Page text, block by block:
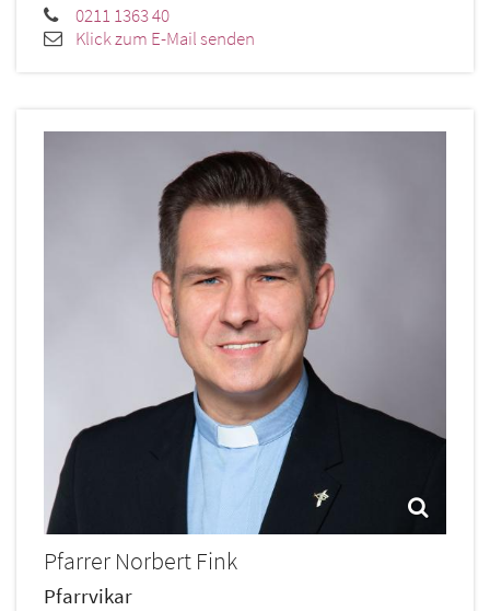
0211 1363 40
Klick zum E-Mail senden
Pfarrer Norbert Fink
Pfarrvikar